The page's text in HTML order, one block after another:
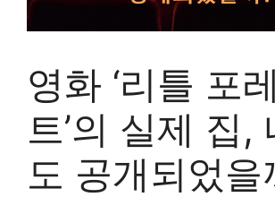
영화 ‘리틀 포
트’의 실제 집,
도 공개되었을